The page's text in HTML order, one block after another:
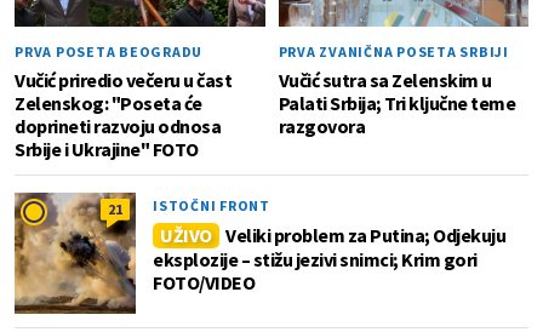
PRVA POSETA BEOGRADU
Vučić priredio večeru u čast
Zelenskog: "Poseta će
doprineti razvoju odnosa
Srbije i Ukrajine" FOTO
PRVA ZVANIČNA POSETA SRBIJI
Vučić sutra sa Zelenskim u
Palati Srbija; Tri ključne teme
razgovora
21 ISTOČNI FRONT
UŽIVO Veliki problem za Putina; Odjekuju
eksplozije – stižu jezivi snimci; Krim gori
FOTO/VIDEO